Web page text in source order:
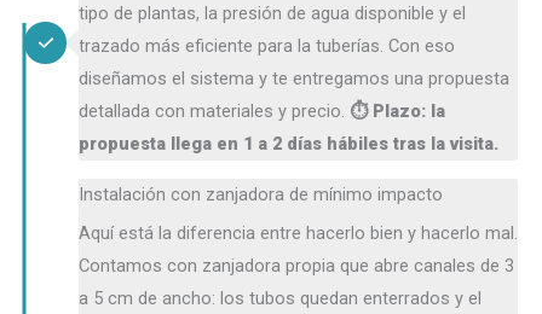
tipo de plantas, la presión de agua disponible y el
trazado más eficiente para la tuberías. Con eso
diseñamos el sistema y te entregamos una propuesta
detallada con materiales y precio. ⏱ Plazo: la
propuesta llega en 1 a 2 días hábiles tras la visita.
Instalación con zanjadora de mínimo impacto
Aquí está la diferencia entre hacerlo bien y hacerlo mal.
Contamos con zanjadora propia que abre canales de 3
a 5 cm de ancho: los tubos quedan enterrados y el